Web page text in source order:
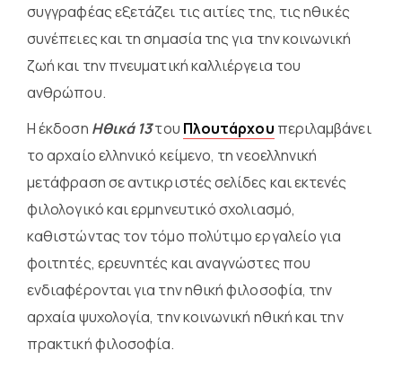
συγγραφέας εξετάζει τις αιτίες της, τις ηθικές
συνέπειες και τη σημασία της για την κοινωνική
ζωή και την πνευματική καλλιέργεια του
ανθρώπου.
Η έκδοση Ηθικά 13του Πλουτάρχου περιλαμβάνει
το αρχαίο ελληνικό κείμενο, τη νεοελληνική
μετάφραση σε αντικριστές σελίδες και εκτενές
φιλολογικό και ερμηνευτικό σχολιασμό,
καθιστώντας τον τόμο πολύτιμο εργαλείο για
φοιτητές, ερευνητές και αναγνώστες που
ενδιαφέρονται για την ηθική φιλοσοφία, την
αρχαία ψυχολογία, την κοινωνική ηθική και την
πρακτική φιλοσοφία.